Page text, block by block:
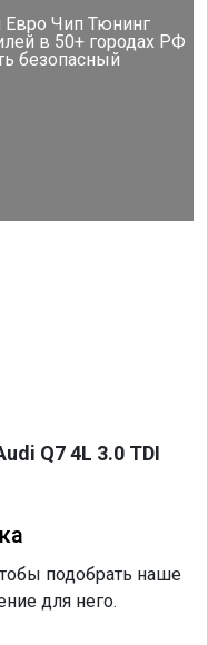
Евро Чип Тюнинг
в 50+ городах РФ
безопасный
Q7 4L 3.0 TDI
подобрать наше
для него.